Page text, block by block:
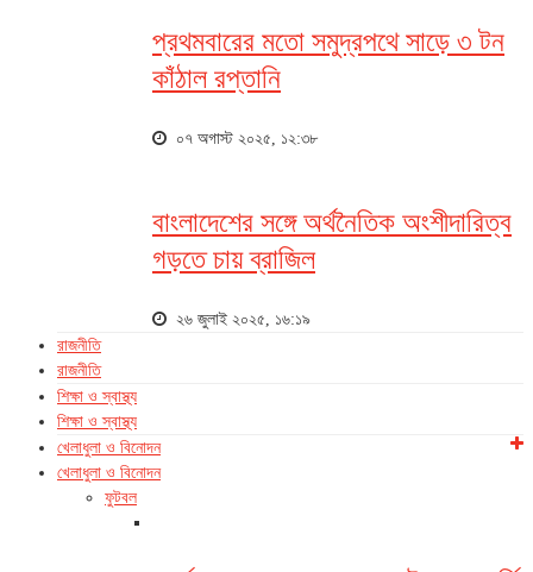
প্রথমবারের মতো সমুদ্রপথে সাড়ে ৩ টন
কাঁঠাল রপ্তানি
০৭ অগাস্ট ২০২৫, ১২:৩৮
বাংলাদেশের সঙ্গে অর্থনৈতিক অংশীদারিত্ব
গড়তে চায় ব্রাজিল
২৬ জুলাই ২০২৫, ১৬:১৯
রাজনীতি
রাজনীতি
শিক্ষা ও স্বাস্থ্য
শিক্ষা ও স্বাস্থ্য
খেলাধুলা ও বিনোদন
খেলাধুলা ও বিনোদন
ফুটবল